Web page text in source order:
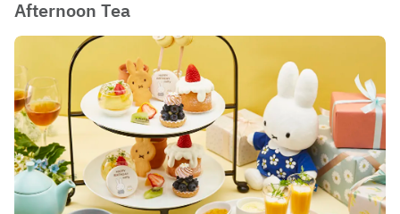
Afternoon Tea